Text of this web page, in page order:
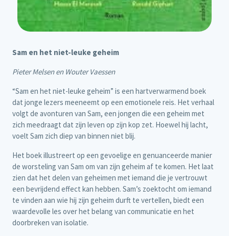
Sam en het niet-leuke geheim
Pieter Melsen en Wouter Vaessen
“Sam en het niet-leuke geheim” is een hartverwarmend boek
dat jonge lezers meeneemt op een emotionele reis. Het verhaal
volgt de avonturen van Sam, een jongen die een geheim met
zich meedraagt dat zijn leven op zijn kop zet. Hoewel hij lacht,
voelt Sam zich diep van binnen niet blij.
Het boek illustreert op een gevoelige en genuanceerde manier
de worsteling van Sam om van zijn geheim af te komen. Het laat
zien dat het delen van geheimen met iemand die je vertrouwt
een bevrijdend effect kan hebben. Sam’s zoektocht om iemand
te vinden aan wie hij zijn geheim durft te vertellen, biedt een
waardevolle les over het belang van communicatie en het
doorbreken van isolatie.